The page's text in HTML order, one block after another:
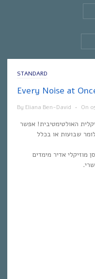
STANDARD
By Eliana Ben-David • On
האולטימטיבית! אפשר
שבועות או בכלל
מוזיקלי אדיר מימדים